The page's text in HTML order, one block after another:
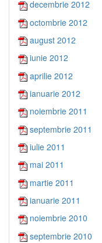
decembrie 2012
octombrie 2012
august 2012
iunie 2012
aprilie 2012
ianuarie 2012
noiembrie 2011
septembrie 2011
iulie 2011
mai 2011
martie 2011
ianuarie 2011
noiembrie 2010
septembrie 2010